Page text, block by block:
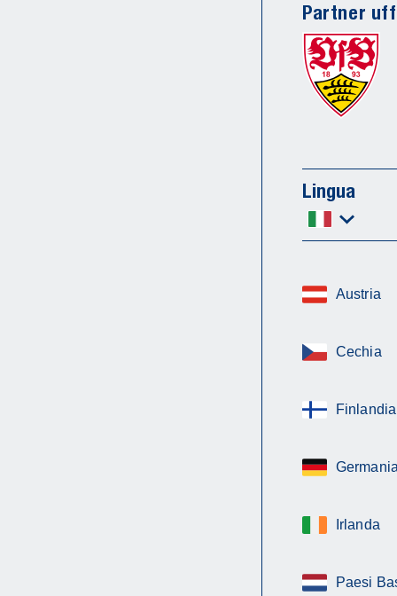
Austria
Cechia
Finlandia
Irlanda
Paesi
Partner
Lingua